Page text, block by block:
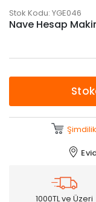
Stok Kodu: YGE046
Nave Hesap
1000TL ve Üzeri